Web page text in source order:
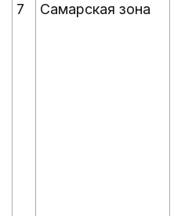
7 Самарская зона